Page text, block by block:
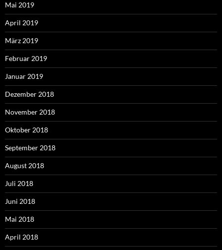
Mai 2019
April 2019
März 2019
Februar 2019
Januar 2019
Dezember 2018
November 2018
Oktober 2018
September 2018
August 2018
Juli 2018
Juni 2018
Mai 2018
April 2018